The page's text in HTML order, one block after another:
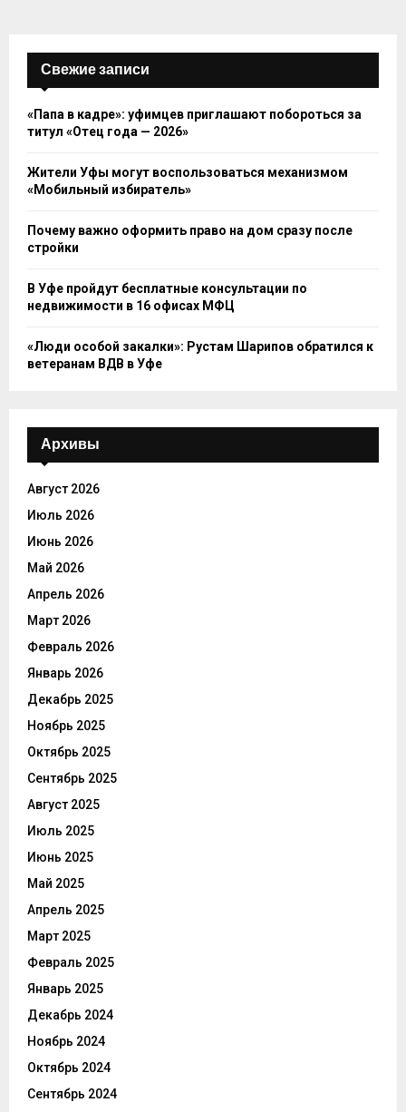
Свежие записи
«Папа в кадре»: уфимцев приглашают побороться за
титул «Отец года — 2026»
Жители Уфы могут воспользоваться механизмом
«Мобильный избиратель»
Почему важно оформить право на дом сразу после
стройки
В Уфе пройдут бесплатные консультации по
недвижимости в 16 офисах МФЦ
«Люди особой закалки»: Рустам Шарипов обратился к
ветеранам ВДВ в Уфе
Архивы
Август 2026
Июль 2026
Июнь 2026
Май 2026
Апрель 2026
Март 2026
Февраль 2026
Январь 2026
Декабрь 2025
Ноябрь 2025
Октябрь 2025
Сентябрь 2025
Август 2025
Июль 2025
Июнь 2025
Май 2025
Апрель 2025
Март 2025
Февраль 2025
Январь 2025
Декабрь 2024
Ноябрь 2024
Октябрь 2024
Сентябрь 2024